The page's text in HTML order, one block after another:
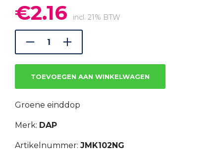
Oorspronkelijke
prijs
was:
€3.09.
€2.16 prijs
is:
€2.16.
incl. 21% BTW
TOEVOEGEN AAN WINKELWAGEN
Groene einddop
Merk: DAP
Artikelnummer: JMK102NG